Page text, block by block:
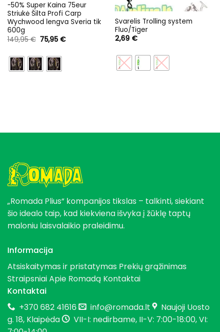
-50% Super Kaina 75eur
Striukė Šilta Profi Carp
Wychwood lengva Sveria tik
600g
149,95€ Original
price
149,95 €.
75,95 €Current
Svarelis Trolling system
Fluo/Tiger
2,69 €
„Romada Plius“ kompanijos tikslas – talkinti, siekiant
šio idealo taip, kad kiekviena išvyka į žūklę taptų
maloniu laisvalaikio praleidimu.
Informacija
Atsiskaitymas ir pristatymas Prekių grąžinimas
StraipsniaiApie Romadą Kontaktai
Kontaktai
+370 682 41616
info@romada.lt
Naujoji Uosto
g. 18, Klaipėda
VII-I: nedirbame, II-V: 7:00-18:00, VI: